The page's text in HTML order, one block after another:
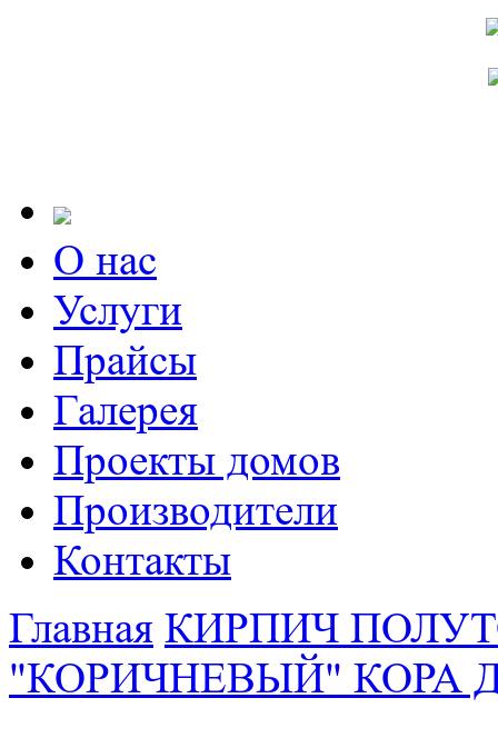
О нас
Услуги
Прайсы
Галерея
Проекты домов
Производители
Контакты
Главная КИРПИЧ
"КОРИЧНЕВЫЙ" КОРА